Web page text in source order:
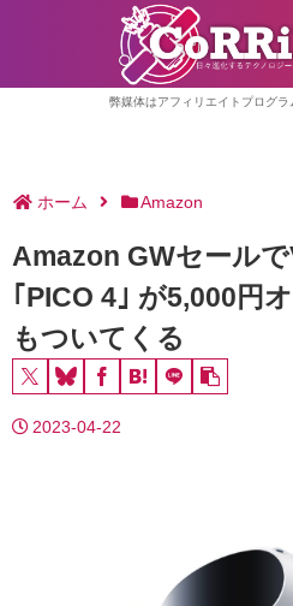
弊媒体はアフィリエイトプログ
ホーム Amazon
Amazon GWセール
｢PICO 4｣ が5,000円
もついてくる
2023-04-22